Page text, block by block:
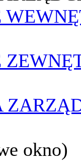
okno)